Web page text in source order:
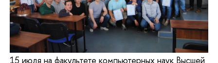
15 июля на факультете компьютерных наук Высшей